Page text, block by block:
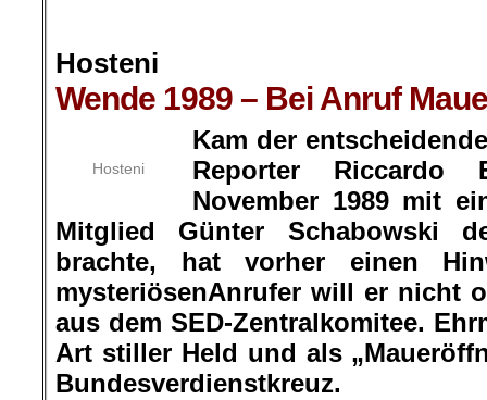
Hosteni
Wende 1989 – Bei Anruf
Hosteni
Kam der
Reporter
November 1989 mit
Mitglied Günter Schabowski
brachte, hat vorher einen
mysteriösenAnrufer will er nicht
aus dem SED-Zentralkomitee.
Art stiller Held und als
Bundesverdienstkreuz.